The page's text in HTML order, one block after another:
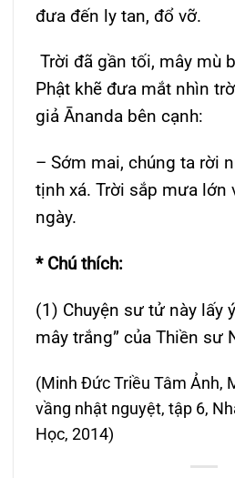
đưa đến ly tan, đổ vỡ.
Trời đã gần tối, mây mù
Phật khẽ đưa mắt nhìn
giả Ānanda bên cạnh:
– Sớm mai, chúng ta rời
tịnh xá. Trời sắp mưa lớn
ngày.
* Chú thích:
(1) Chuyện sư tử này lấy
mây trắng” của Thiền sư
(Minh Đức Triều Tâm Ảnh,
vầng nhật nguyệt, tập 6,
Học, 2014)